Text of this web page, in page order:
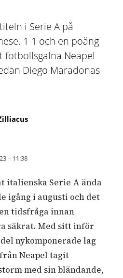
i Serie A på
1-1 och en poäng
fotbollsgalna Neapel
Diego Maradonas
– 11:38
italienska Serie A ända
igång i augusti och det
tidsfråga innan
säkrat. Med sitt inför
nykomponerade lag
Neapel tagit
med sin bländande,